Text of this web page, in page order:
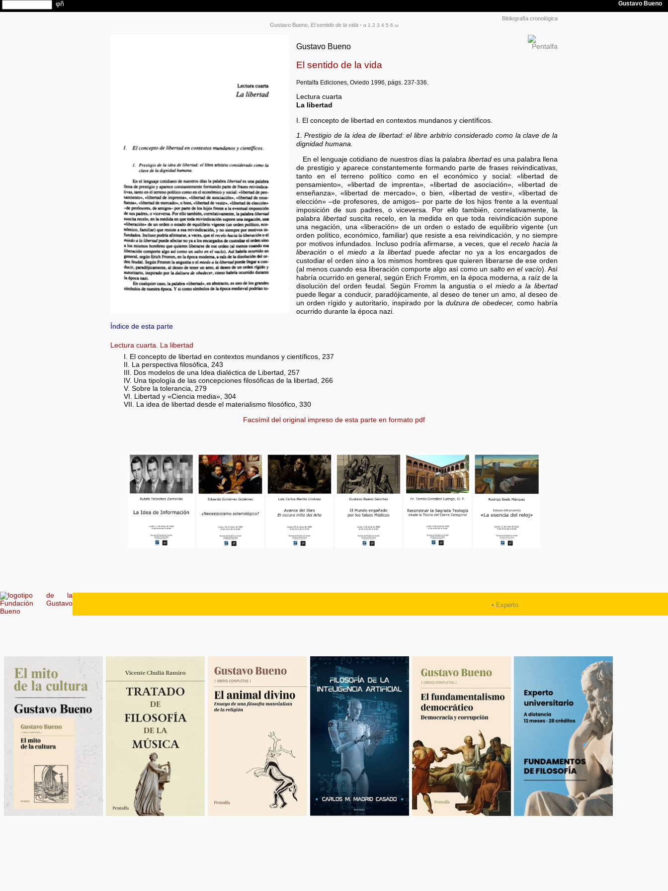
Bibliografía cronológica
Gustavo Bueno, El sentido de la vida· α 1 2 3 4 5 6 ω
Gustavo Bueno
El sentido de la vida
Pentalfa Ediciones, Oviedo 1996, págs. 237-336.
Lectura cuarta
La libertad
I. El concepto de libertad en contextos mundanos y científicos.
1. Prestigio de la idea de libertad: el libre arbitrio considerado como la clave de la
dignidad humana.
En el lenguaje cotidiano de nuestros días la palabra libertades una palabra llena
de prestigio y aparece constantemente formando parte de frases reivindicativas,
tanto en el terreno político como en el económico y social: «libertad de
pensamiento», «libertad de imprenta», «libertad de asociación», «libertad de
enseñanza», «libertad de mercado», o bien, «libertad de vestir», «libertad de
elección» –de profesores, de amigos– por parte de los hijos frente a la eventual
imposición de sus padres, o viceversa. Por ello también, correlativamente, la
palabra libertadsuscita recelo, en la medida en que toda reivindicación supone
una negación, una «liberación» de un orden o estado de equilibrio vigente (un
orden político, económico, familiar) que resiste a esa reivindicación, y no siempre
por motivos infundados. Incluso podría afirmarse, a veces, que elrecelo hacia la
liberacióno elmiedo a la libertad puede afectar no ya a los encargados de
custodiar el orden sino a los mismos hombres que quieren liberarse de ese orden
(al menos cuando esa liberación comporte algo así como un salto en el vacío). Así
habría ocurrido en general, según Erich Fromm, en la época moderna, a raíz de la
disolución del orden feudal. Según Fromm la angustia o el miedo a la libertad
puede llegar a conducir, paradójicamente, al deseo de tener un amo, al deseo de
un orden rígido y autoritario, inspirado por la dulzura de obedecer, como habría
ocurrido durante la época nazi.
Índice de esta parte
Lectura cuarta. La libertad
I. El concepto de libertad en contextos mundanos y científicos, 237
II. La perspectiva filosófica, 243
III. Dos modelos de una Idea dialéctica de Libertad, 257
IV. Una tipología de las concepciones filosóficas de la libertad, 266
V. Sobre la tolerancia, 279
VI. Libertad y «Ciencia media», 304
VII. La idea de libertad desde el materialismo filosófico, 330
Facsímil del original impreso de esta parte en formato pdf